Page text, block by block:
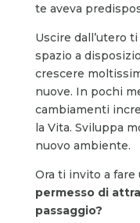
te aveva
Uscire dall’utero
spazio a
crescere
nuove. In pochi
cambiamenti
la Vita. Sviluppa
nuovo ambiente.
Ora ti invito a fare
permesso di
passaggio?